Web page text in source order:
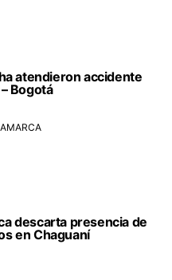
atendieron accidente
Bogotá
descarta presencia de
en Chaguaní